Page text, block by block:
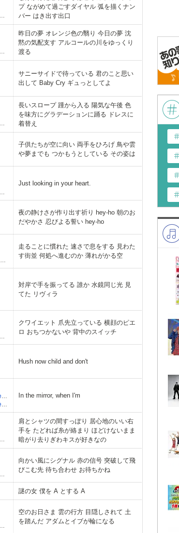
プ ながめて過ごすダイヤル 弧を描くナン
バー はき出す出口
昨日の夢 オレンジ色の翳り 今日の夢 沈
黙の気配支す アルコールの川をゆっくり
渡る
サニーサイドで待っている 君のこと思い
出して Baby Cry ギュっとしてよ
長いスロープ 踵から入る 陽気な午後 色
を味方にグラデーションに踊る ドレスに
着替え
子供たちが空に向い 両手をひろげ 鳥や雲
や夢までも つかもうとしている その姿は
Just looking in your heart.
夜の静けさが作り出す祈り hey-ho 朝のお
だやかさ 忍びよる誓い hey-ho
走ることに慣れた 速さで息をする 見わた
す街並 何処へ進むのか 薄れがかる空
対岸で手を振ってる 誰か 水鏡同じ光 見
てた リヴィラ
クワイエット 爪先立っている 横顔のピエ
ロ おちつかないや 背中のスイッチ
Hush now child and don't
In the mirror, when I'm
肩とシャツの間すっぽり 居心地のいい右
手を たどれば糸が絡まり ほどけないまま
暗がり去りぎわキスが好きなの
向かい風にシグナル 赤の信号 突破して飛
びこむ先 待ち合わせ お待ちかね
謎の女 僕を A とする A
空のお日さま 雲の行方 目隠しされて 土
を踏んだ アダムとイブが輪になる